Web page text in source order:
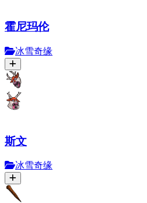
霍尼玛伦
冰雪奇缘
斯文
冰雪奇缘